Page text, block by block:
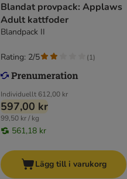
Blandat provpack: Applaws
Adult kattfoder
Blandpack II
Individuellt 612,00 kr
597,00 kr
99,50 kr / kg
561,18 kr
Rating: 2/5 (1)
Lägg till i varukorg